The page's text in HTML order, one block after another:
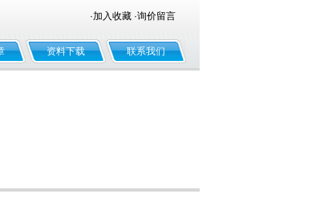
·加入收藏 ·询价留言
资料下载 联系我们